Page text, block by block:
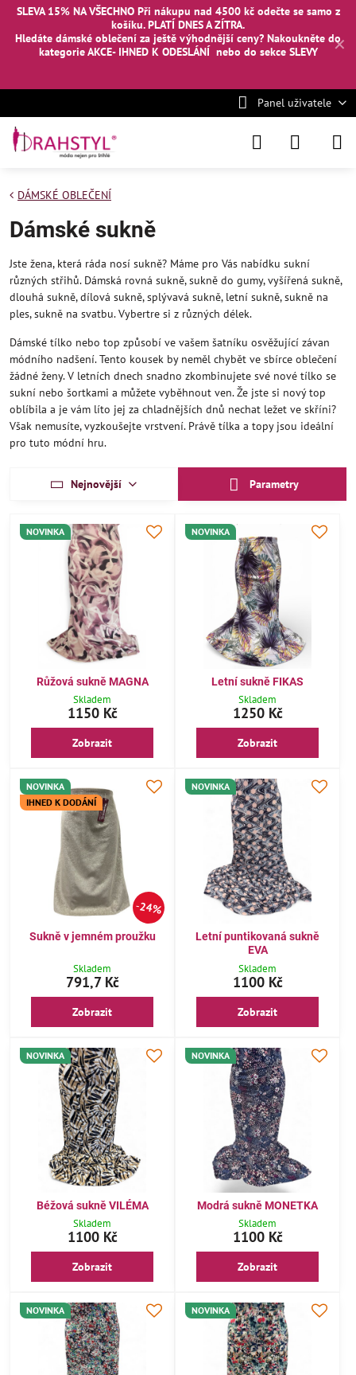
✕
SLEVA 15% NA VŠECHNO Při nákupu nad 4500 kč odečte se samo z
košíku. PLATÍ DNES A ZÍTRA.
Hledáte dámské oblečení za ještě výhodnější ceny? Nakoukněte do
kategorie AKCE- IHNED K ODESLÁNÍ nebo do sekce SLEVY
Panel uživatele
DÁMSKÉ OBLEČENÍ
Dámské sukně
Jste žena, která ráda nosí sukně? Máme pro Vás nabídku sukní
různých střihů. Dámská rovná sukně, sukně do gumy, vyšířená sukně,
dlouhá sukně, dílová sukně, splývavá sukně, letní sukně, sukně na
ples, sukně na svatbu. Vybertre si z různých délek.
Dámské tílko nebo top způsobí ve vašem šatníku osvěžující závan
módního nadšení. Tento kousek by neměl chybět ve sbírce oblečení
žádné ženy. V letních dnech snadno zkombinujete své nové tílko se
sukní nebo šortkami a můžete vyběhnout ven. Že jste si nový top
oblíbila a je vám líto jej za chladnějších dnů nechat ležet ve skříni?
Však nemusíte, vyzkoušejte vrstvení. Právě tílka a topy jsou ideální
pro tuto módní hru.
Nejnovější Parametry
NOVINKA
Růžová sukně MAGNA
Skladem
1150 Kč
Zobrazit
NOVINKA
Letní sukně FIKAS
Skladem
1250 Kč
Zobrazit
24%
NOVINKA
IHNED K DODÁNÍ
Sukně v jemném proužku
Skladem
791,7 Kč
Zobrazit
NOVINKA
Letní puntikovaná sukně
EVA
Skladem
1100 Kč
Zobrazit
NOVINKA
Béžová sukně VILÉMA
Skladem
1100 Kč
Zobrazit
NOVINKA
Modrá sukně MONETKA
Skladem
1100 Kč
Zobrazit
NOVINKA NOVINKA